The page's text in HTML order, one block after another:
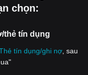
chọn:
thẻ tín dụng
tín dụng/ghi nợ , sau